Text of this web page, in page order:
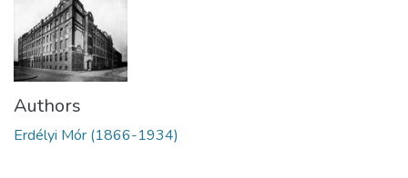
Authors
Erdélyi Mór (1866-1934)